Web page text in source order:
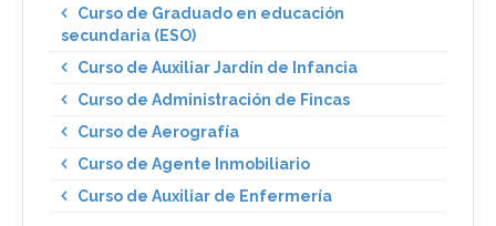
Curso de Graduado en educación
secundaria (ESO)
Curso de Auxiliar Jardín de Infancia
Curso de Administración de Fincas
Curso de Aerografía
Curso de Agente Inmobiliario
Curso de Auxiliar de Enfermería